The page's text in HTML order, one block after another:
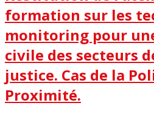
formation sur les
monitoring pour
civile des secteurs
justice. Cas de la
Proximité.